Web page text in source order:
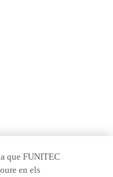
que FUNITEC
en els